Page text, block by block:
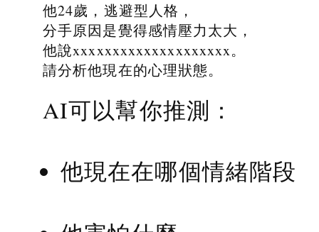
他24歲，逃避型人格，
分手原因是覺得感情壓力太大，
他說xxxxxxxxxxxxxxxxxxxx。
請分析他現在的心理狀態。
AI可以幫你推測：
他現在在哪個情緒階段